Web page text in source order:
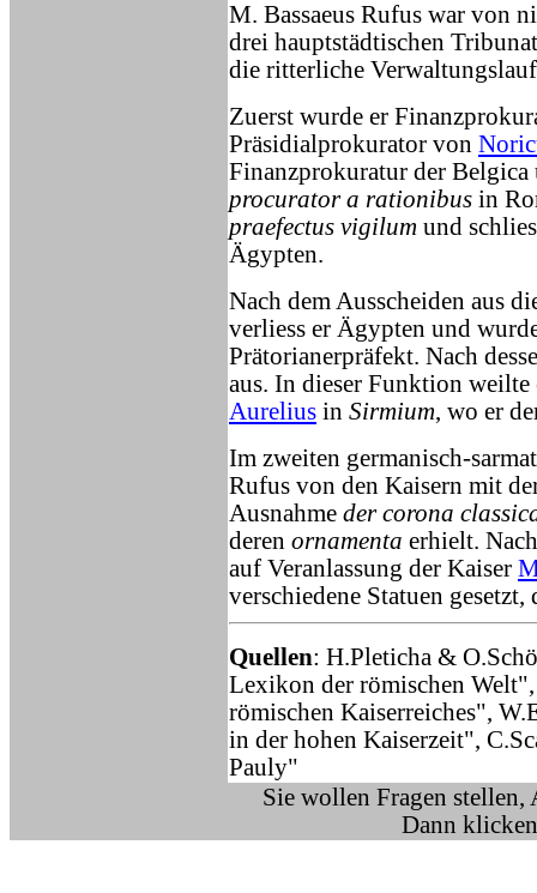
M. Bassaeus Rufus war von
drei hauptstädtischen
die ritterliche
Zuerst wurde er
Präsidialprokurator von
Finanzprokuratur der Belgica
procurator a rationibus in
praefectus vigilum und
Ägypten.
Nach dem Ausscheiden aus
verliess er Ägypten und
Prätorianerpräfekt. Nach
aus. In dieser Funktion
Aurelius in Sirmium, wo er
Im zweiten germanisch-
Rufus von den Kaisern mit
Ausnahme der corona
deren ornamenta erhielt.
auf Veranlassung der Kaiser
verschiedene Statuen
Quellen: H.Pleticha &
Lexikon der römischen
römischen Kaiserreiches",
in der hohen Kaiserzeit",
Pauly"
Sie wollen Fragen stellen,
Dann